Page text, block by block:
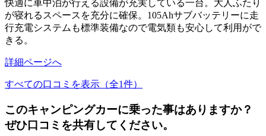
快適に車中泊が行える設備が充実している一台。大人ふたり
が寝れるスペースを充分に確保。105Ahサブバッテリーに走
行充電システムも標準装備なので電気類も安心して利用がで
きる。
詳細ページへ
すべての口コミを表示（全1件）
このキャンピングカーに乗った事はありますか？
ぜひ口コミを共有してください。